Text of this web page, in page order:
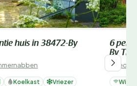
huis in 38472-By
Koelkast Vriezer
6
By
Zweden
Wifi